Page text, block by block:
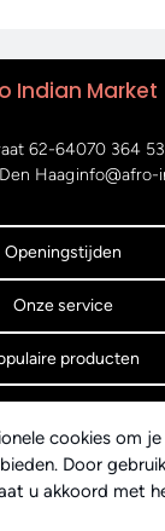
cookies om
Door
u akkoord met
Indian Market
62-64
Haag
070 364
info@afro-
Openingstijden
Onze service
producten
voorwaarden
Privacyverklaring
BEWISE